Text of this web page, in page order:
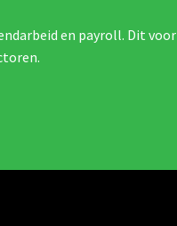
en payroll. Dit voor